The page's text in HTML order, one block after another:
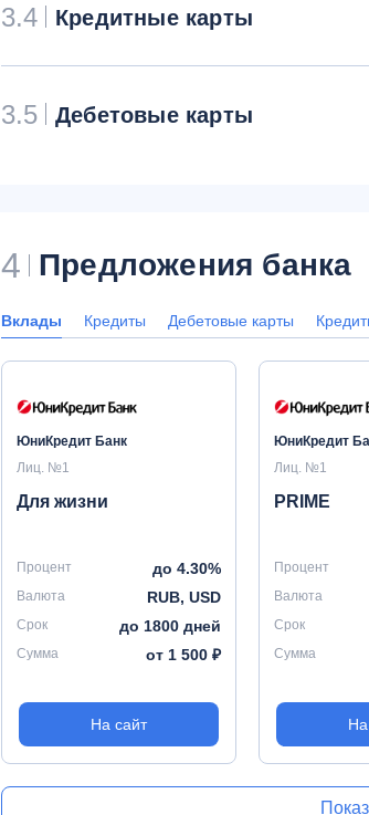
3.4 Кредитные карты
3.5 Дебетовые карты
4 Предложения банка
Вклады Кредиты Дебетовые карты
ЮниКредит Банк
Лиц. №1
Для жизни
Процент до 4.30%
Валюта RUB, USD
Срок до 1800 дней
Сумма от 1 500 ₽
На сайт
ЮниКредит
Лиц. №1
PRIME
Процент
Валюта
Срок
Сумма